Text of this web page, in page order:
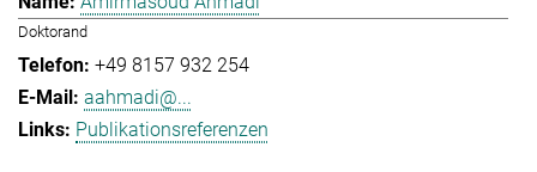
Doktorand
+49 8157 932 254
aahmadi@...
Publikationsreferenzen